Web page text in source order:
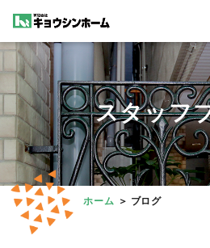
スタッフ
ホーム ブログ